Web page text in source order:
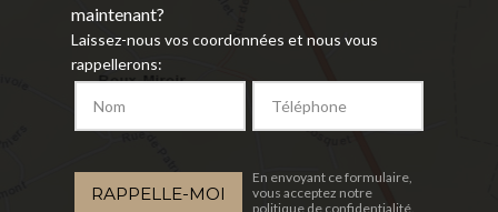
maintenant?
Laissez-nous vos coordonnées et nous vous
rappellerons:
En envoyant ce formulaire,
vous acceptez notre
politique de confidentialité